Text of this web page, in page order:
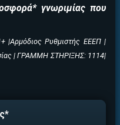
γνωριμίας που
|Αρμόδιος Ρυθμιστής ΕΕΕΠ |
| ΓΡΑΜΜΗ ΣΤΗΡΙΞΗΣ: 1114|